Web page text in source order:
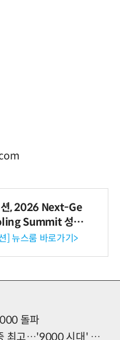
, 2026 Next-Ge
Summit 성황
] 뉴스룸 바로가기>
돌파
고…'9000 시대' 눈앞